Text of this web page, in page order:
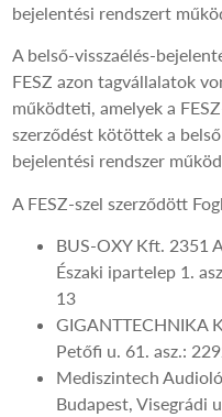
bejelentési rendszert
A belső-visszaélés-
FESZ azon tagvállalatok
működteti, amelyek a
szerződést kötöttek a
bejelentési rendszer
A FESZ-szel szerződött
BUS-OXY Kft. 2351
Északi ipartelep 1.
13
GIGANTTECHNIKA
Petőfi u. 61. asz.:
Mediszintech
Budapest, Visegrádi